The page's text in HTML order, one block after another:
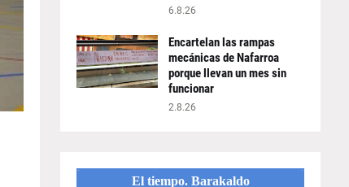
6.8.26
Encartelan las rampas
mecánicas de Nafarroa
porque llevan un mes sin
funcionar
2.8.26